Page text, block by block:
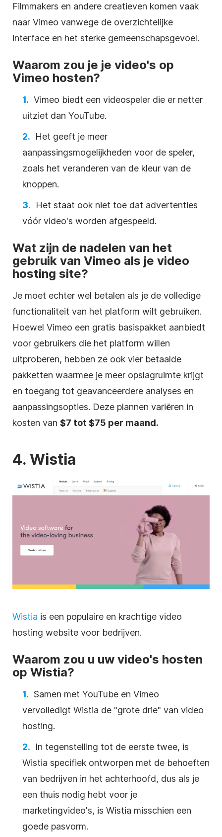
Filmmakers en andere creatieven komen vaak
naar Vimeo vanwege de overzichtelijke
interface en het sterke gemeenschapsgevoel.
Waarom zou je je video's op
Vimeo hosten?
Vimeo biedt een videospeler die er netter
uitziet dan YouTube.
Het geeft je meer
aanpassingsmogelijkheden voor de speler,
zoals het veranderen van de kleur van de
knoppen.
Het staat ook niet toe dat advertenties
vóór video's worden afgespeeld.
Wat zijn de nadelen van het
gebruik van Vimeo als je video
hosting site?
Je moet echter wel betalen als je de volledige
functionaliteit van het platform wilt gebruiken.
Hoewel Vimeo een gratis basispakket aanbiedt
voor gebruikers die het platform willen
uitproberen, hebben ze ook vier betaalde
pakketten waarmee je meer opslagruimte krijgt
en toegang tot geavanceerdere analyses en
aanpassingsopties. Deze plannen variëren in
kosten van $7 tot $75 per maand.
4. Wistia
Wistia is een populaire en krachtige video
hosting website voor bedrijven.
Waarom zou u uw video's hosten
op Wistia?
Samen met YouTube en Vimeo
vervolledigt Wistia de "grote drie" van video
hosting.
In tegenstelling tot de eerste twee, is
Wistia specifiek ontworpen met de behoeften
van bedrijven in het achterhoofd, dus als je
een thuis nodig hebt voor je
marketingvideo's, is Wistia misschien een
goede pasvorm.